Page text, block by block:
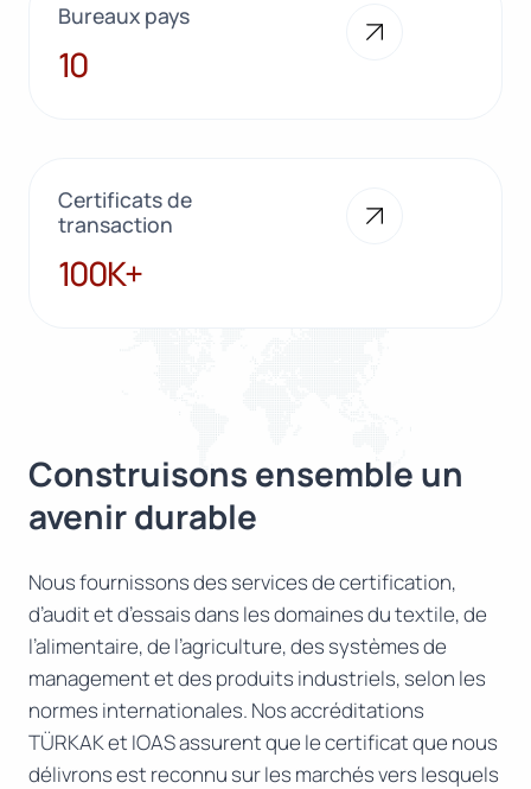
Bureaux pays
10
10
Certificats de
transaction
100K+
100K+
Construisons ensemble un
avenir durable
Nous fournissons des services de certification,
d’audit et d’essais dans les domaines du textile, de
l’alimentaire, de l’agriculture, des systèmes de
management et des produits industriels, selon les
normes internationales. Nos accréditations
TÜRKAK et IOAS assurent que le certificat que nous
délivrons est reconnu sur les marchés vers lesquels